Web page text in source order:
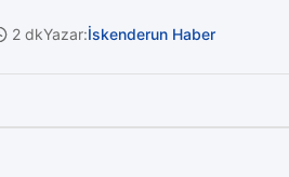
2 dkYazar:İskenderun Haber